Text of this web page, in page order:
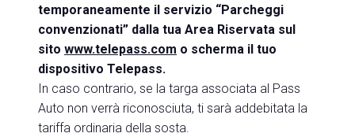
temporaneamente il servizio “Parcheggi
convenzionati” dalla tua Area Riservata sul
sito www.telepass.com o scherma il tuo
dispositivo Telepass.
In caso contrario, se la targa associata al Pass
Auto non verrà riconosciuta, ti sarà addebitata la
tariffa ordinaria della sosta.